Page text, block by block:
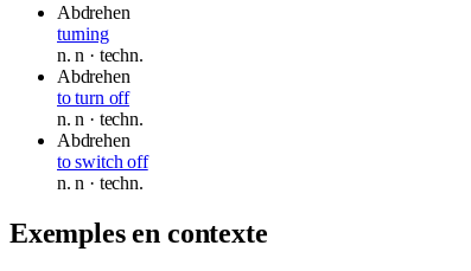
Abdrehen
turning
n.n · techn.
Abdrehen
to turn off
n.n · techn.
Abdrehen
to switch off
n.n · techn.
Exemples en contexte